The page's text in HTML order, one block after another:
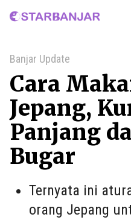
Home
Banjar Update
Cara
Jepang,
Panjang
Bugar
Ternyata ini
orang Jepang